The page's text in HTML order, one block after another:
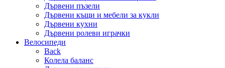
Дървени пъзели
Дървени къщи и мебели за кукли
Дървени кухни
Дървени ролеви играчки
Велосипеди
Back
Колела баланс